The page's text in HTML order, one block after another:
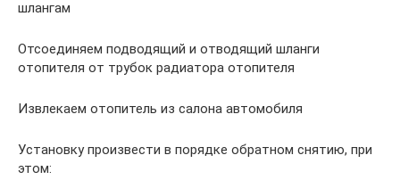
шлангам
Отсоединяем подводящий и отводящий шланги
отопителя от трубок радиатора отопителя
Извлекаем отопитель из салона автомобиля
Установку произвести в порядке обратном снятию, при
этом: